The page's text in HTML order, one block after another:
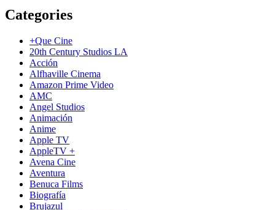
Categories
+Que Cine
20th Century Studios LA
Acción
Alfhaville Cinema
Amazon Prime Video
AMC
Angel Studios
Animación
Anime
Apple TV
AppleTV +
Avena Cine
Aventura
Benuca Films
Biografía
Brujazul